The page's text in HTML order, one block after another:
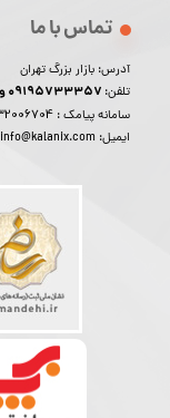
تماس با ما
آدرس: بازار بزرگ تهران
تلفن:
سامانه پیامک :
ایمیل: info@kalanix.com